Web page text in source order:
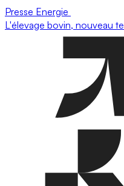
Presse Energie
L'élevage bovin, nouveau